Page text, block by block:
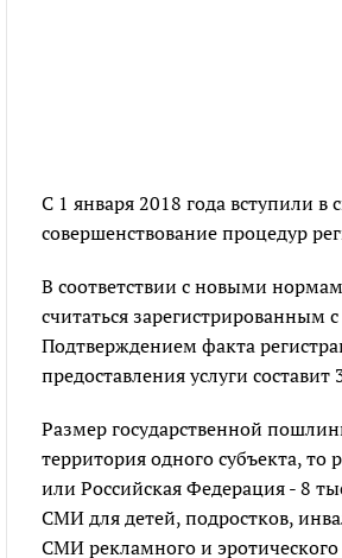
С 1 января 2018 года вступили
совершенствование процедур
В соответствии с новыми
считаться зарегистрированным
Подтверждением факта
предоставления услуги
Размер государственной
территория одного субъекта, то
или Российская Федерация - 8
СМИ для детей, подростков,
СМИ рекламного и